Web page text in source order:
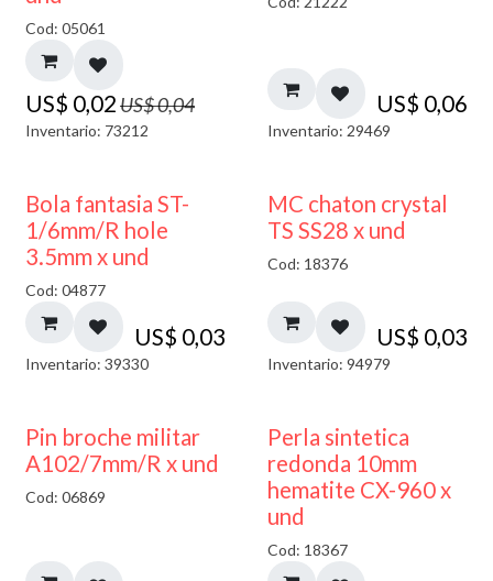
Cod: 05061
US$ 0,02US$0,04
Inventario: 73212
US$ 0,06
Inventario: 29469
Bola fantasia ST-
1/6mm/R hole
3.5mm x und
Cod: 04877
US$ 0,03
Inventario: 39330
MC chaton crystal
TS SS28 x und
Cod: 18376
US$ 0,03
Inventario: 94979
Pin broche militar
A102/7mm/R x und
Cod: 06869
Perla sintetica
redonda 10mm
hematite CX-960 x
und
Cod: 18367